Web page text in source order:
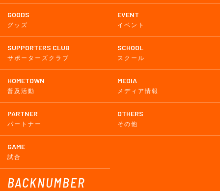
GOODS
グッズ
EVENT
イベント
SUPPORTERS CLUB
サポーターズクラブ
SCHOOL
スクール
HOMETOWN
普及活動
MEDIA
メディア情報
PARTNER
パートナー
OTHERS
その他
GAME
試合
BACKNUMBER